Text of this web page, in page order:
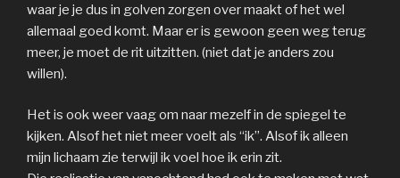
waar je je dus in golven zorgen over maakt of het wel
allemaal goed komt. Maar er is gewoon geen weg terug
meer, je moet de rit uitzitten. (niet dat je anders zou
willen).
Het is ook weer vaag om naar mezelf in de spiegel te
kijken. Alsof het niet meer voelt als “ik”. Alsof ik alleen
mijn lichaam zie terwijl ik voel hoe ik erin zit.